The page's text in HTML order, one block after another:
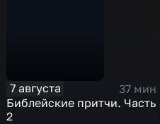
7 августа
37 мин
Библейские притчи. Часть
2